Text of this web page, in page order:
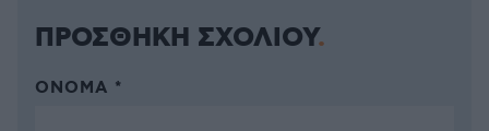
ΠΡΟΣΘΗΚΗ ΣΧΟΛΙΟΥ
ΌΝΟΜΑ *